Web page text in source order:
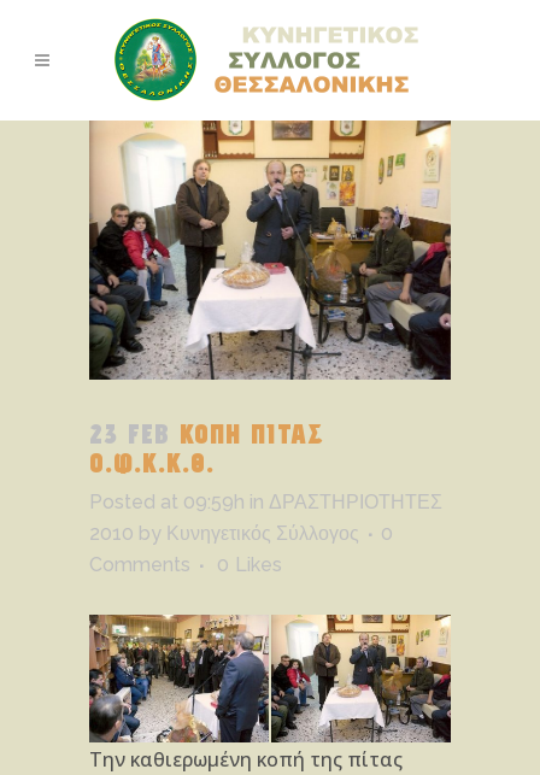
23 FEB ΚΟΠΗ ΠΙΤΑΣ
Ο.Φ.Κ.Κ.Θ.
Posted at 09:59h in ΔΡΑΣΤΗΡΙΟΤΗΤΕΣ
2010 by Κυνηγετικός Σύλλογος
0
Comments
0 Likes
Την καθιερωμένη κοπή της πίτας